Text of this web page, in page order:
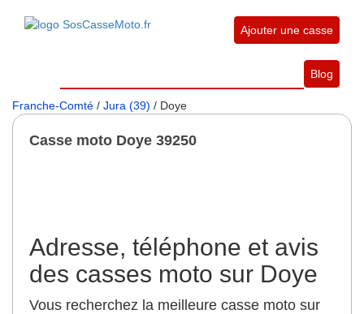
Ajouter une casse
Blog
Franche-Comté / Jura (39) / Doye
Casse moto Doye 39250
Adresse, téléphone et avis
des casses moto sur Doye
Vous recherchez la meilleure casse moto sur